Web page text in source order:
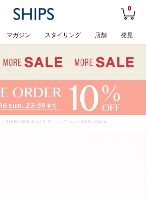
0
マガジン スタイリング 店舗 発見
> SHIPS KIDS:エナメル ストラップ シューズ(15～20cm)